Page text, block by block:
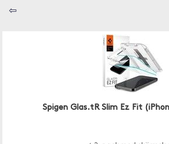
⇦
Spigen Glas.tR Slim Ez Fit